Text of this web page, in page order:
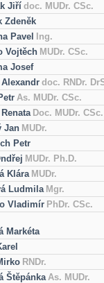
Jiří doc. MUDr. CSc.
Zdeněk
Pavel
Ing.
Vojtěch MUDr. CSc.
Josef
doc. RNDr.
As. MUDr. CSc.
Doc. MUDr. CSc.
Jan MUDr.
Petr
MUDr. Ph.D.
Klára MUDr.
Ludmila Mgr.
Vladimír PhDr. CSc.
Markéta
RNDr.
Štěpánka As. MUDr.